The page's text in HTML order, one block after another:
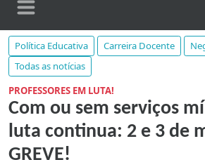
Política Educativa Carreira Docente
Todas as notícias
PROFESSORES EM LUTA!
Com ou sem serviços
luta continua: 2 e 3 de
GREVE!